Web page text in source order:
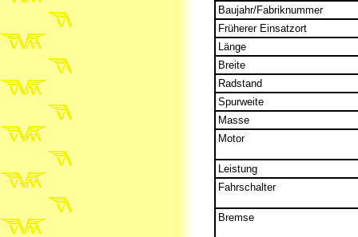
Baujahr/Fabriknummer
Früherer Einsatzort
Länge
Breite
Radstand
Spurweite
Masse
Motor
Leistung
Fahrschalter
Bremse